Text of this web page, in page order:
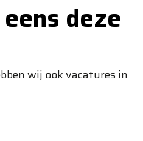
deze
wij ook vacatures in